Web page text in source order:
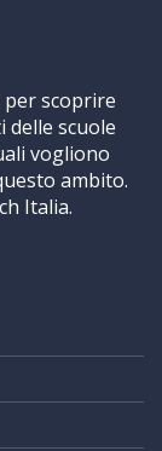
scoprire
delle scuole
vogliono
ambito.
Italia.